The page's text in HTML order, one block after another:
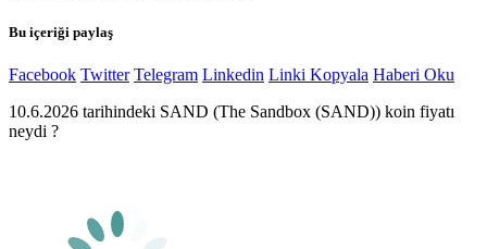
Bu içeriği paylaş
Facebook Twitter Telegram Linkedin Linki Kopyala Haberi Oku
10.6.2026 tarihindeki SAND (The Sandbox (SAND)) koin fiyatı
neydi ?